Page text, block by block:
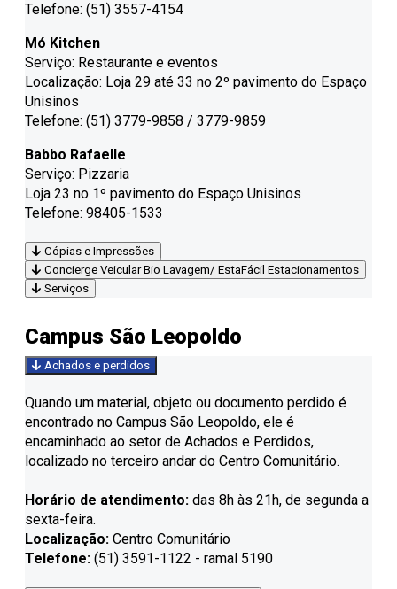
Telefone: (51) 3557-4154
Mó Kitchen
Serviço: Restaurante e eventos
Localização: Loja 29 até 33 no 2º pavimento do Espaço
Unisinos
Telefone: (51) 3779-9858 / 3779-9859
Babbo Rafaelle
Serviço: Pizzaria
Loja 23 no 1º pavimento do Espaço Unisinos
Telefone: 98405-1533
Cópias e Impressões
Concierge Veicular Bio Lavagem/ EstaFácil Estacionamentos
Serviços
Campus São Leopoldo
Achados e perdidos
Quando um material, objeto ou documento perdido é
encontrado no Campus São Leopoldo, ele é
encaminhado ao setor de Achados e Perdidos,
localizado no terceiro andar do Centro Comunitário.
Horário de atendimento: das 8h às 21h, de segunda a
sexta-feira.
Localização: Centro Comunitário
Telefone: (51) 3591-1122 - ramal 5190